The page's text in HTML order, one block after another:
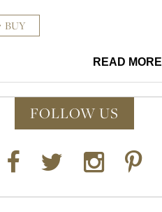
BUY
READ MORE
FOLLOW US